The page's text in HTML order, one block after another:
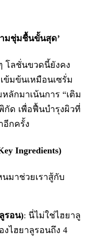
มชุ่มชื้นขั้นสุด’
โลชั่นขวดนี้ยังคง
ข้มข้นเหมือนเซรั่ม
ลักมาเน้นการ “เติม
ด เพื่อฟื้นบำรุงผิวที่
อีกครั้ง
Ingredients)
มาช่วยเราสู้กับ
รอน): นี่ไม่ใช่ไฮยาลู
ไฮยาลูรอนถึง 4